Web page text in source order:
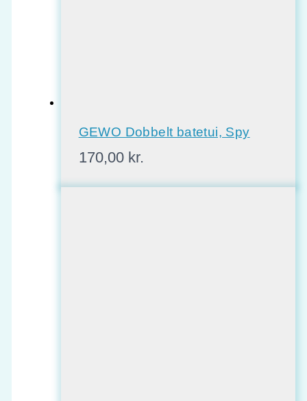
GEWO Dobbelt batetui, Spy
170,00 kr.